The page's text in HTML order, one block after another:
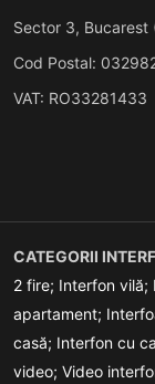
Sector 3, Bucarest
Cod Postal:
VAT: RO33281433
CATEGORII
2 fire; Interfon vilă;
apartament;
casă; Interfon cu
video; Video